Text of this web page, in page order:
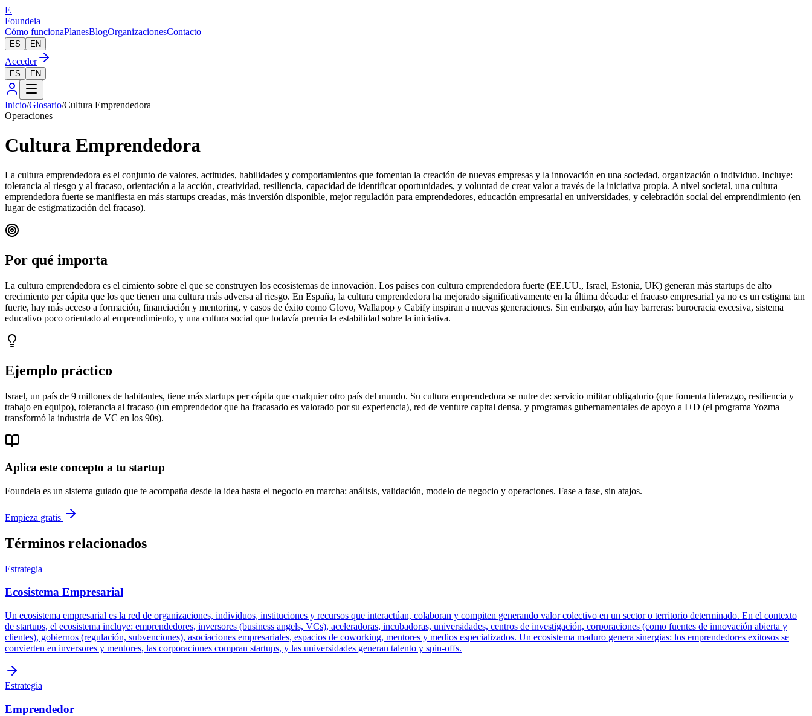
F.
Foundeia
Cómo funcionaPlanesBlogOrganizacionesContacto
ES EN
Acceder
ES EN
Inicio/Glosario/Cultura Emprendedora
Operaciones
Cultura Emprendedora
La cultura emprendedora es el conjunto de valores, actitudes, habilidades y comportamientos que fomentan la creación de nuevas empresas y la innovación en una sociedad, organización o individuo. Incluye:
tolerancia al riesgo y al fracaso, orientación a la acción, creatividad, resiliencia, capacidad de identificar oportunidades, y voluntad de crear valor a través de la iniciativa propia. A nivel societal, una cultura
emprendedora fuerte se manifiesta en más startups creadas, más inversión disponible, mejor regulación para emprendedores, educación empresarial en universidades, y celebración social del emprendimiento (en
lugar de estigmatización del fracaso).
Por qué importa
La cultura emprendedora es el cimiento sobre el que se construyen los ecosistemas de innovación. Los países con cultura emprendedora fuerte (EE.UU., Israel, Estonia, UK) generan más startups de alto
crecimiento per cápita que los que tienen una cultura más adversa al riesgo. En España, la cultura emprendedora ha mejorado significativamente en la última década: el fracaso empresarial ya no es un estigma tan
fuerte, hay más acceso a formación, financiación y mentoring, y casos de éxito como Glovo, Wallapop y Cabify inspiran a nuevas generaciones. Sin embargo, aún hay barreras: burocracia excesiva, sistema
educativo poco orientado al emprendimiento, y una cultura social que todavía premia la estabilidad sobre la iniciativa.
Ejemplo práctico
Israel, un país de 9 millones de habitantes, tiene más startups per cápita que cualquier otro país del mundo. Su cultura emprendedora se nutre de: servicio militar obligatorio (que fomenta liderazgo, resiliencia y
trabajo en equipo), tolerancia al fracaso (un emprendedor que ha fracasado es valorado por su experiencia), red de venture capital densa, y programas gubernamentales de apoyo a I+D (el programa Yozma
transformó la industria de VC en los 90s).
Aplica este concepto a tu startup
Foundeia es un sistema guiado que te acompaña desde la idea hasta el negocio en marcha: análisis, validación, modelo de negocio y operaciones. Fase a fase, sin atajos.
Empieza gratis
Términos relacionados
Estrategia
Ecosistema Empresarial
Un ecosistema empresarial es la red de organizaciones, individuos, instituciones y recursos que interactúan, colaboran y compiten generando valor colectivo en un sector o territorio determinado. En el contexto
de startups, el ecosistema incluye: emprendedores, inversores (business angels, VCs), aceleradoras, incubadoras, universidades, centros de investigación, corporaciones (como fuentes de innovación abierta y
clientes), gobiernos (regulación, subvenciones), asociaciones empresariales, espacios de coworking, mentores y medios especializados. Un ecosistema maduro genera sinergias: los emprendedores exitosos se
convierten en inversores y mentores, las corporaciones compran startups, y las universidades generan talento y spin-offs.
Estrategia
Emprendedor